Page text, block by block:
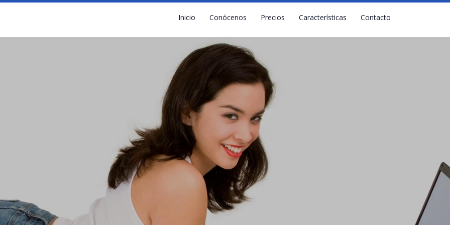
Inicio
Conócenos Precios Características Contacto